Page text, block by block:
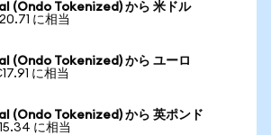
(Ondo Tokenized) から 米ドル
に相当
(Ondo Tokenized) から ユーロ
に相当
(Ondo Tokenized) から 英ポンド
に相当